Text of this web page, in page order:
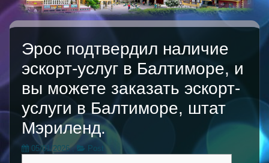
Эрос подтвердил наличие
эскорт-услуг в Балтиморе, и
вы можете заказать эскорт-
услуги в Балтиморе, штат
Мэриленд.
05/01/2026 , Post